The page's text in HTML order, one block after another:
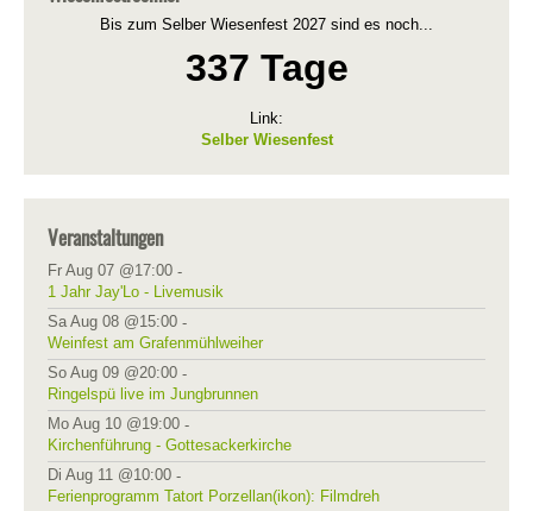
Bis zum Selber Wiesenfest 2027 sind es noch...
337 Tage
Link:
Selber Wiesenfest
Veranstaltungen
Fr Aug 07 @17:00 -
1 Jahr Jay'Lo - Livemusik
Sa Aug 08 @15:00 -
Weinfest am Grafenmühlweiher
So Aug 09 @20:00 -
Ringelspü live im Jungbrunnen
Mo Aug 10 @19:00 -
Kirchenführung - Gottesackerkirche
Di Aug 11 @10:00 -
Ferienprogramm Tatort Porzellan(ikon): Filmdreh